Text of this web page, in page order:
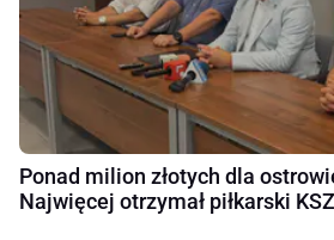
Ponad milion złotych dla
Najwięcej otrzymał piłkarski